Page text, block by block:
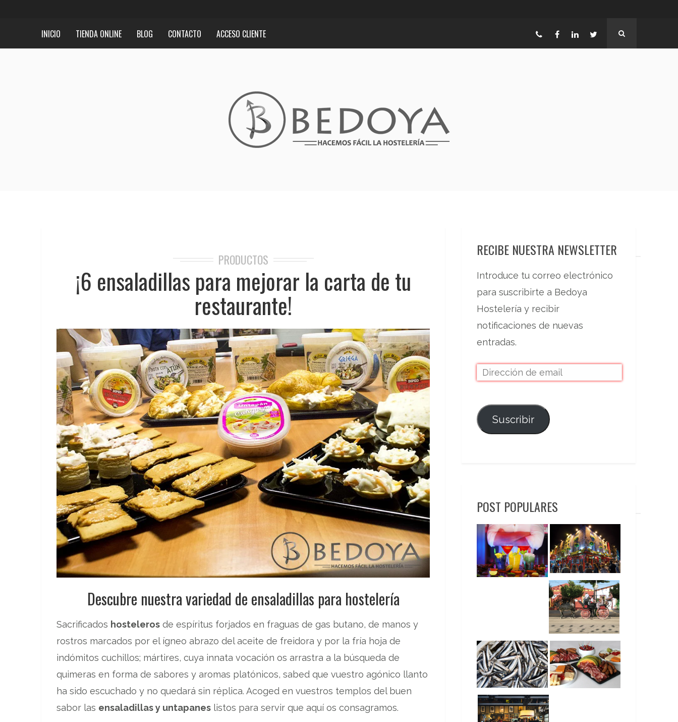
INICIO TIENDA ONLINE BLOG CONTACTO ACCESO CLIENTE
PRODUCTOS
¡6 ensaladillas para mejorar la carta de tu
restaurante!
Descubre nuestra variedad de ensaladillas para hostelería
Sacrificados hosteleros de espíritus forjados en fraguas de gas butano, de manos y
rostros marcados por el ígneo abrazo del aceite de freidora y por la fría hoja de
indómitos cuchillos; mártires, cuya innata vocación os arrastra a la búsqueda de
quimeras en forma de sabores y aromas platónicos, sabed que vuestro agónico llanto
ha sido escuchado y no quedará sin réplica. Acoged en vuestros templos del buen
sabor las ensaladillas y untapanes listos para servir que aquí os consagramos.
RECIBE NUESTRA NEWSLETTER
Introduce tu correo electrónico
para suscribirte a Bedoya
Hostelería y recibir
notificaciones de nuevas
entradas.
Suscribir
POST POPULARES